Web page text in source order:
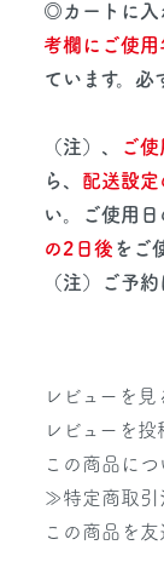
◎カートに入
考欄にご使用
ています。必
（注）、 ご
ら、 配送設定
い。ご使用日
の2日後 をご
（注）ご予約
レビューを
レビューを投
この商品に
≫特定商取引
この商品を友